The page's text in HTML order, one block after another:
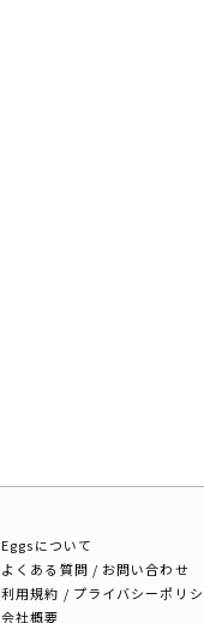
Eggsについて
よくある質問 / お問い合わせ
利用規約 / プライバシーポリ
会社概要